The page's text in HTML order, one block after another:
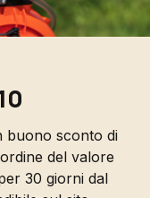
buono sconto di
del valore
30 giorni dal